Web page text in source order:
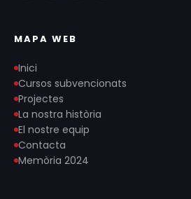
MAPA WEB
Inici
Cursos subvencionats
Projectes
La nostra història
El nostre equip
Contacta
Memòria 2024